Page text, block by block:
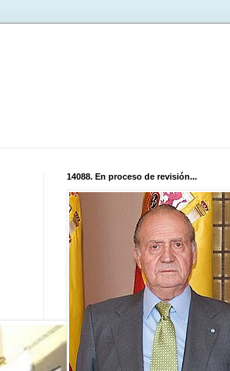
14088. En proceso de revisión...